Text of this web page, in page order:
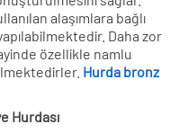
alaşımlara bağlı
Daha zor
özellikle namlu
Hurda bronz
Hurdası